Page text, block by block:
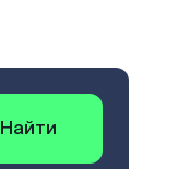
Найти